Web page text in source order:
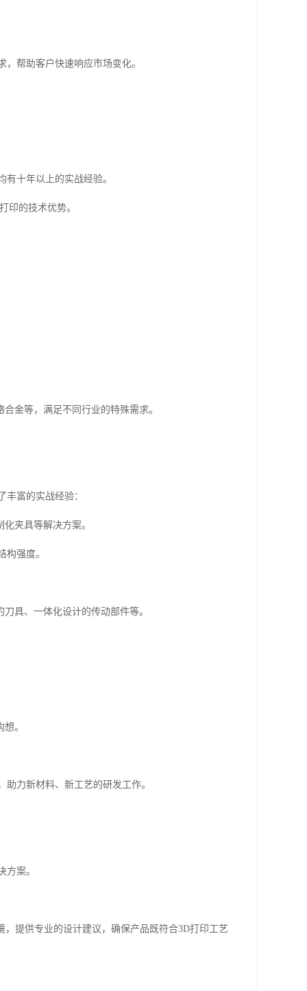
帮助客户快速响应市场变化。
十年以上的实战经验。
印的技术优势。
金等，满足不同行业的特殊需求。
富的实战经验：
夹具等解决方案。
强度。
具、一体化设计的传动部件等。
。
力新材料、新工艺的研发工作。
方案。
提供专业的设计建议，确保产品既符合3D打印工艺